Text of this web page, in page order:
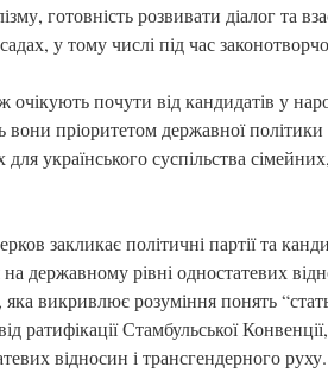
готовність розвивати діалог та
у тому числі під час
очікують почути від кандидатів у
вони пріоритетом державної політики
українського суспільства
закликає політичні партії та
на державному рівні одностатевих
яка викривлює розуміння понять
ратифікації Стамбульської
відносин і трансгендерного руху.